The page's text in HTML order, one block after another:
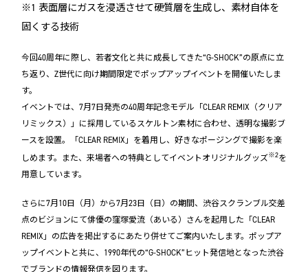
※1 表面層にガスを浸透させて硬質層を生成し、素材自体を
固くする技術
今回40周年に際し、若者文化と共に成長してきた“G-SHOCK”の原点に立
ち返り、Z世代に向け期間限定でポップアップイベントを開催いたしま
す。
イベントでは、7月7日発売の40周年記念モデル「CLEAR REMIX（クリア
リミックス）」に採用しているスケルトン素材に合わせ、透明な撮影ブ
ースを設置。「CLEAR REMIX」を着用し、好きなポージングで撮影を楽
しめます。また、来場者への特典としてイベントオリジナルグッズ※2を
用意しています。
さらに7月10日（月）から7月23日（日）の期間、渋谷スクランブル交差
点のビジョンにて俳優の窪塚愛流（あいる）さんを起用した「CLEAR
REMIX」の広告を掲出するにあたり併せてご案内いたします。ポップア
ップイベントと共に、1990年代の“G-SHOCK”ヒット発信地となった渋谷
でブランドの情報発信を図ります。